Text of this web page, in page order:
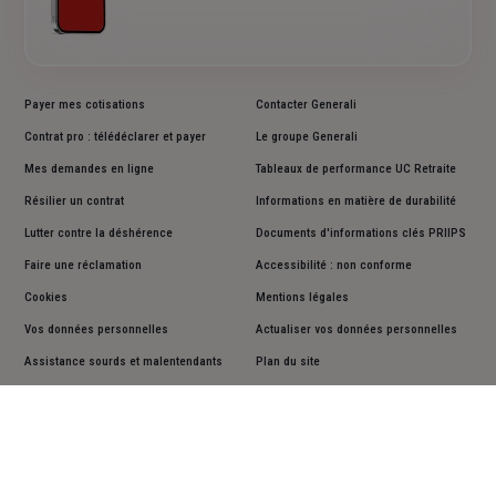
Payer mes cotisations
Contrat pro : télédéclarer et payer
Mes demandes en ligne
Résilier un contrat
Lutter contre la déshérence
Faire une réclamation
Contacter Generali
Le groupe Generali
Tableaux de performance UC Retraite
Informations en matière de durabilité
Documents d'informations clés PRIIPS
Accessibilité : non conforme
Cookies Mentions légales
Vos données personnelles Actualiser vos données personnelles
Assistance sourds et malentendants Plan du site